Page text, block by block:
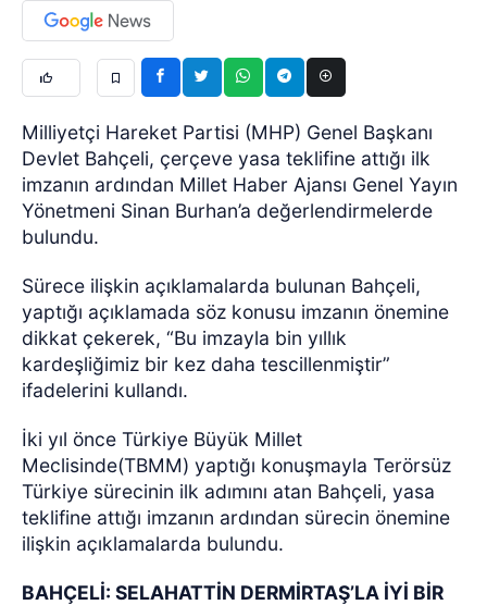
Milliyetçi Hareket Partisi (MHP) Genel Başkanı
Devlet Bahçeli, çerçeve yasa teklifine attığı ilk
imzanın ardından Millet Haber Ajansı Genel Yayın
Yönetmeni Sinan Burhan’a değerlendirmelerde
bulundu.
Sürece ilişkin açıklamalarda bulunan Bahçeli,
yaptığı açıklamada söz konusu imzanın önemine
dikkat çekerek, “Bu imzayla bin yıllık
kardeşliğimiz bir kez daha tescillenmiştir”
ifadelerini kullandı.
İki yıl önce Türkiye Büyük Millet
Meclisinde(TBMM) yaptığı konuşmayla Terörsüz
Türkiye sürecinin ilk adımını atan Bahçeli, yasa
teklifine attığı imzanın ardından sürecin önemine
ilişkin açıklamalarda bulundu.
BAHÇELİ: SELAHATTİN DERMİRTAŞ’LA İYİ BİR